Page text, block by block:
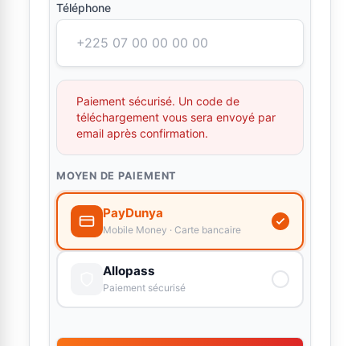
Téléphone
Paiement sécurisé. Un code de
téléchargement vous sera envoyé par
email après confirmation.
MOYEN DE PAIEMENT
PayDunya
Mobile Money · Carte bancaire
Allopass
Paiement sécurisé